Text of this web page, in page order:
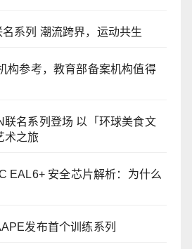
系列 潮流跨界，运动共生
构参考，教育部备案机构值得
名系列登场 以「环球美食文
术之旅
EAL6+ 安全芯片解析：为什么
发布首个训练系列